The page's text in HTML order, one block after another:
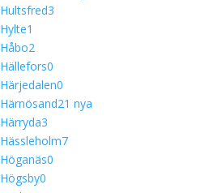
Hultsfred3
Hylte1
Håbo2
Hällefors0
Härjedalen0
Härnösand21 nya
Härryda3
Hässleholm7
Höganäs0
Högsby0